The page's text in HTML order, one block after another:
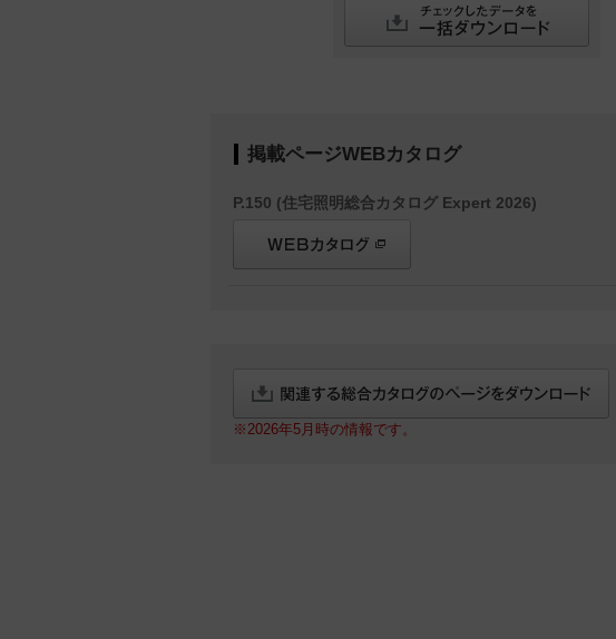
掲載ページWEBカタログ
P.150 (住宅照明総合カタログ Expert 2026)
※2026年5月時の情報です。